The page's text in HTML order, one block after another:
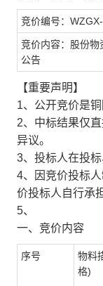
竞价编号：
竞价内容：股份
公告
【重要声明】
1、公开竞价是
2、中标结果仅
异议。
3、投标人在投
4、因竞价投标
价投标人自行承
5、
一、竞价内容
序号
物料
格)